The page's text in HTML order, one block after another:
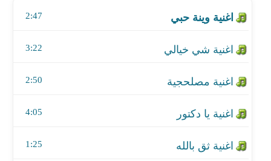
2:47
3:22
2:50
4:05
1:25
اغنية من اخر مرة
اغنية مني تروح
اغنية مجرد حب - مع احمد عاشور